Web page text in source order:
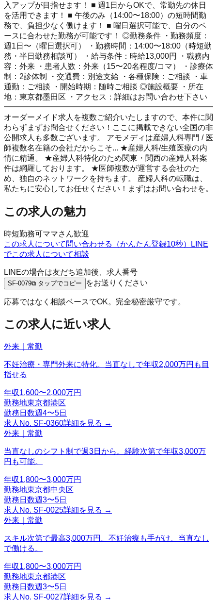
入アップが目指せます！ ■ 週1日からOKで、常勤先の休日
を活用できます！ ■ 午後のみ（14:00〜18:00）の短時間勤
務で、負担少なく働けます！ ■ 曜日選択可能で、自分のペ
ースに合わせた勤務が可能です！ ◎勤務条件 ・勤務頻度：
週1日〜（曜日選択可） ・勤務時間：14:00〜18:00（時短勤
務・半日勤務相談可） ・給与条件：時給13,000円 ・職務内
容：外来 ・患者人数：外来（15〜20名程度/コマ） ・診療体
制：2診体制 ・交通費：別途支給 ・各種保険：ご相談 ・車
通勤：ご相談 ・開始時期：随時ご相談 ◎施設概要 ・所在
地：東京都墨田区 ・アクセス：詳細はお問い合わせ下さい
━━━━━━━━━━━━━━━━━━━━━━━━━━━
オーダーメイド求人を複数ご紹介いたしますので、本件に関
わらずまずお問合せください！ここに掲載できない全国の非
公開求人も多数ございます。 アモメディは産婦人科専門 / 医
師複数名在籍の会社だからこそ... ★産婦人科/生殖医療の内
情に精通。 ★産婦人科特化のため関東・関西の産婦人科案
件は網羅しております。 ★医師複数が運営する会社のた
め、独自のネットワークを持ちます。 産婦人科の転職は、
私たちに安心してお任せください！まずはお問い合わせを。
この求人の魅力
時短勤務可ママさん歓迎
この求人について問い合わせる（かんたん登録10秒）
LINE
でこの求人について相談
LINEの場合は友だち追加後、求人番号
SF-0079⧉ タップでコピー をお送りください
応募ではなく相談ベースでOK。完全秘密厳守です。
この求人に近い求人
外来｜常勤
不妊治療・専門外来に特化。当直なしで年収2,000万円も目
指せる
年収1,600〜2,000万円
勤務地東京都港区
勤務日数週4〜5日
求人No. SF-0360詳細を見る →
外来｜常勤
当直なしのシフト制で週3日から。経験次第で年収3,000万
円も可能。
年収1,800〜3,000万円
勤務地東京都中央区
勤務日数週3〜5日
求人No. SF-0025詳細を見る →
外来｜常勤
スキル次第で最高3,000万円。不妊治療も手がけ、当直なし
で働ける。
年収1,800〜3,000万円
勤務地東京都港区
勤務日数週3〜5日
求人No. SF-0027詳細を見る →